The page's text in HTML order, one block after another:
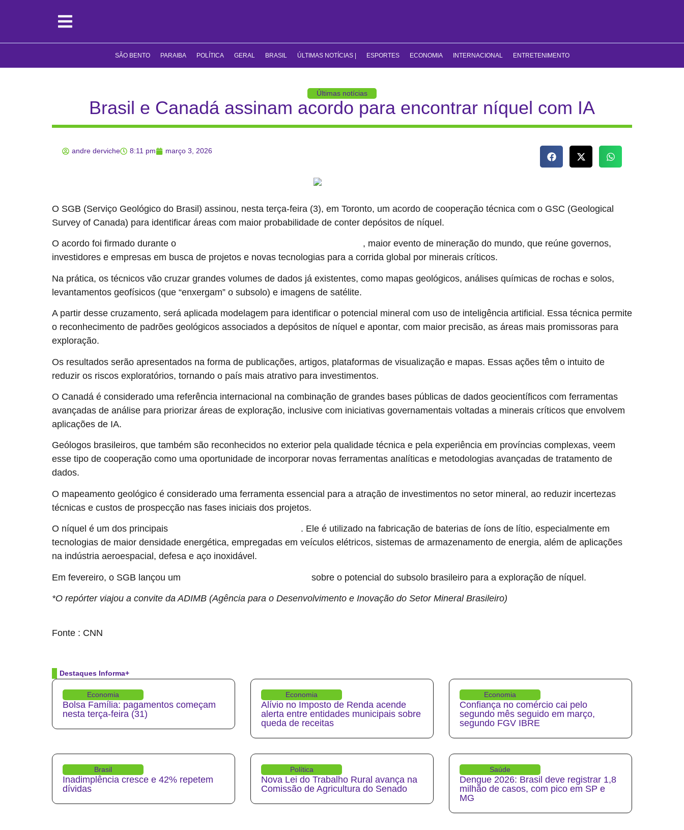
SÃO BENTO PARAIBA POLÍTICA GERAL BRASIL ÚLTIMAS NOTÍCIAS | ESPORTES ECONOMIA INTERNACIONAL ENTRETENIMENTO
Últimas notícias
Brasil e Canadá assinam acordo para encontrar níquel com IA
andre derviche 8:11 pm março 3, 2026
O SGB (Serviço Geológico do Brasil) assinou, nesta terça-feira (3), em Toronto, um acordo de cooperação técnica com o GSC (Geological
Survey of Canada) para identificar áreas com maior probabilidade de conter depósitos de níquel.
O acordo foi firmado durante o
, maior evento de mineração do mundo, que reúne governos,
investidores e empresas em busca de projetos e novas tecnologias para a corrida global por minerais críticos.
Na prática, os técnicos vão cruzar grandes volumes de dados já existentes, como mapas geológicos, análises químicas de rochas e solos,
levantamentos geofísicos (que “enxergam” o subsolo) e imagens de satélite.
A partir desse cruzamento, será aplicada modelagem para identificar o potencial mineral com uso de inteligência artificial. Essa técnica permite
o reconhecimento de padrões geológicos associados a depósitos de níquel e apontar, com maior precisão, as áreas mais promissoras para
exploração.
Os resultados serão apresentados na forma de publicações, artigos, plataformas de visualização e mapas. Essas ações têm o intuito de
reduzir os riscos exploratórios, tornando o país mais atrativo para investimentos.
O Canadá é considerado uma referência internacional na combinação de grandes bases públicas de dados geocientíficos com ferramentas
avançadas de análise para priorizar áreas de exploração, inclusive com iniciativas governamentais voltadas a minerais críticos que envolvem
aplicações de IA.
Geólogos brasileiros, que também são reconhecidos no exterior pela qualidade técnica e pela experiência em províncias complexas, veem
esse tipo de cooperação como uma oportunidade de incorporar novas ferramentas analíticas e metodologias avançadas de tratamento de
dados.
O mapeamento geológico é considerado uma ferramenta essencial para a atração de investimentos no setor mineral, ao reduzir incertezas
técnicas e custos de prospecção nas fases iniciais dos projetos.
O níquel é um dos principais
. Ele é utilizado na fabricação de baterias de íons de lítio, especialmente em
tecnologias de maior densidade energética, empregadas em veículos elétricos, sistemas de armazenamento de energia, além de aplicações
na indústria aeroespacial, defesa e aço inoxidável.
Em fevereiro, o SGB lançou um sobre o potencial do subsolo brasileiro para a exploração de níquel.
*O repórter viajou a convite da ADIMB (Agência para o Desenvolvimento e Inovação do Setor Mineral Brasileiro)
Fonte : CNN
Destaques Informa+
Economia
Bolsa Família: pagamentos começam
nesta terça-feira (31)
Economia
Alívio no Imposto de Renda acende
alerta entre entidades municipais sobre
queda de receitas
Economia
Confiança no comércio cai pelo
segundo mês seguido em março,
segundo FGV IBRE
Brasil
Inadimplência cresce e 42% repetem
dívidas
Política
Nova Lei do Trabalho Rural avança na
Comissão de Agricultura do Senado
Saúde
Dengue 2026: Brasil deve registrar 1,8
milhão de casos, com pico em SP e
MG